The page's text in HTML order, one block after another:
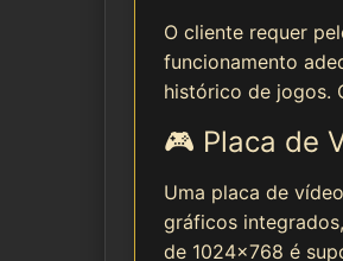
O cliente requer
funcionamento
histórico de jogos.
🎮 Placa de
Uma placa de
gráficos
de 1024x768 é